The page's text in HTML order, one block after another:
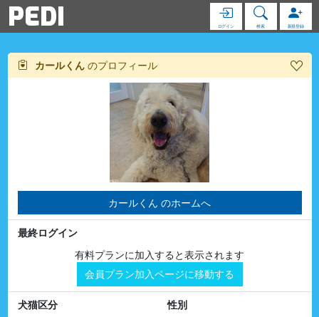
PEDI ログイン 検索 新規登録
カールくん のプロフィール
カールくん のホームへ
最終ログイン
有料プランに加入すると表示されます
会員プラン加入ページに移動する
犬猫区分
性別